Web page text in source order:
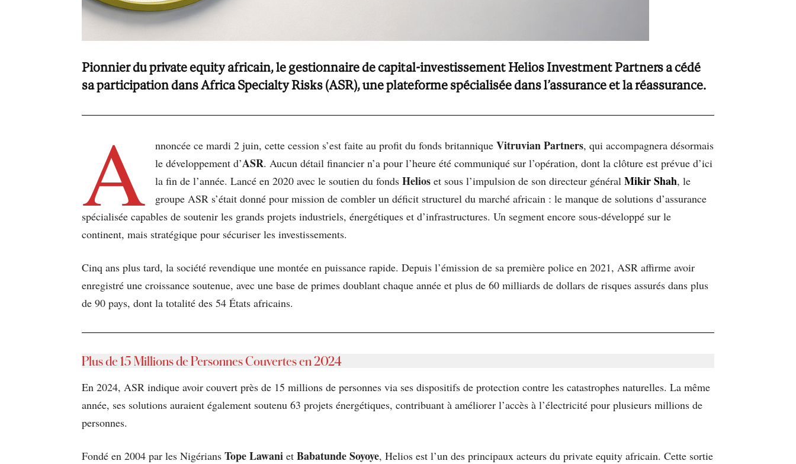
Pionnier du private equity africain, le gestionnaire de capital-investissement Helios Investment Partners a cédé
sa participation dans Africa Specialty Risks (ASR), une plateforme spécialisée dans l’assurance et la réassurance.
A nnoncée ce mardi 2 juin, cette cession s’est faite au profit du fonds britanniqueVitruvian Partners, qui accompagnera désormais
le développement d’ASR. Aucun détail financier n’a pour l’heure été communiqué sur l’opération, dont la clôture est prévue d’ici
la fin de l’année. Lancé en 2020 avec le soutien du fondsHelioset sous l’impulsion de son directeur généralMikir Shah, le
groupe ASR s’était donné pour mission de combler un déficit structurel du marché africain : le manque de solutions d’assurance
spécialisée capables de soutenir les grands projets industriels, énergétiques et d’infrastructures. Un segment encore sous-développé sur le
continent, mais stratégique pour sécuriser les investissements.
Cinq ans plus tard, la société revendique une montée en puissance rapide. Depuis l’émission de sa première police en 2021, ASR affirme avoir
enregistré une croissance soutenue, avec une base de primes doublant chaque année et plus de 60 milliards de dollars de risques assurés dans plus
de 90 pays, dont la totalité des 54 États africains.
Plus de 15 Millions de Personnes Couvertes en 2024
En 2024, ASR indique avoir couvert près de 15 millions de personnes via ses dispositifs de protection contre les catastrophes naturelles. La même
année, ses solutions auraient également soutenu 63 projets énergétiques, contribuant à améliorer l’accès à l’électricité pour plusieurs millions de
personnes.
Fondé en 2004 par les Nigérians Tope Lawani et Babatunde Soyoye, Helios est l’un des principaux acteurs du private equity africain. Cette sortie